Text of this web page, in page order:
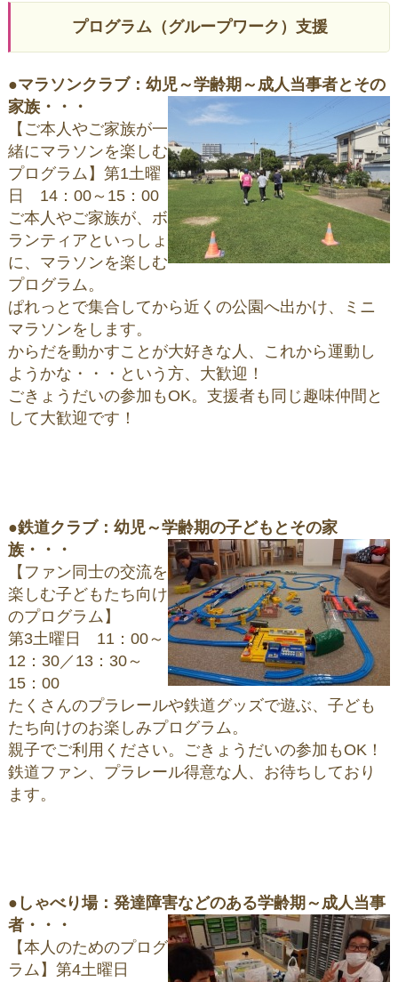
プログラム（グループワーク）支援
●マラソンクラブ：幼児～学齢期～成人当事者とその
家族・・・
【ご本人やご家族が一
緒にマラソンを楽しむ
プログラム】第1土曜
日 14：00～15：00
ご本人やご家族が、ボ
ランティアといっしょ
に、マラソンを楽しむ
プログラム。
ぱれっとで集合してから近くの公園へ出かけ、ミニ
マラソンをします。
からだを動かすことが大好きな人、これから運動し
ようかな・・・という方、大歓迎！
ごきょうだいの参加もOK。支援者も同じ趣味仲間と
して大歓迎です！
●鉄道クラブ：幼児～学齢期の子どもとその家
族・・・
【ファン同士の交流を
楽しむ子どもたち向け
のプログラム】
第3土曜日 11：00～
12：30／13：30～
15：00
たくさんのプラレールや鉄道グッズで遊ぶ、子ども
たち向けのお楽しみプログラム。
親子でご利用ください。ごきょうだいの参加もOK！
鉄道ファン、プラレール得意な人、お待ちしており
ます。
● しゃべり場：発達障害などのある学齢期～成人当事
者・・・
【本人のためのプログ
ラム】第4土曜日